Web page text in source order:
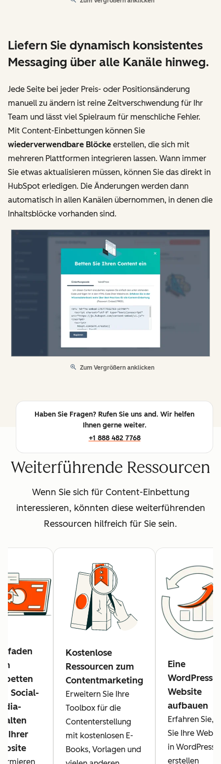
Liefern Sie dynamisch konsistentes
Messaging über alle Kanäle hinweg.
Jede Seite bei jeder Preis- oder Positionsänderung
manuell zu ändern ist reine Zeitverschwendung für Ihr
Team und lässt viel Spielraum für menschliche Fehler.
Mit Content-Einbettungen können Sie
wiederverwendbare Blöcke erstellen, die sich mit
mehreren Plattformen integrieren lassen. Wann immer
Sie etwas aktualisieren müssen, können Sie das direkt in
HubSpot erledigen. Die Änderungen werden dann
automatisch in allen Kanälen übernommen, in denen die
Inhaltsblöcke vorhanden sind.
Zum Vergrößern anklicken
Haben Sie Fragen? Rufen Sie uns and. Wir helfen
Ihnen gerne weiter.
+1 888 482 7768
Weiterführende Ressourcen
Wenn Sie sich für Content-Einbettung
interessieren, könnten diese weiterführenden
Ressourcen hilfreich für Sie sein.
Social-
Ihrer
Kostenlose
Ressourcen zum
Contentmarketing
Erweitern Sie Ihre
Toolbox für die
Contenterstellung
mit kostenlosen E-
Books, Vorlagen und
Eine
WordPress-
Website
aufbauen
Erfahren Sie,
Sie Ihre
in WordPress
erstellen